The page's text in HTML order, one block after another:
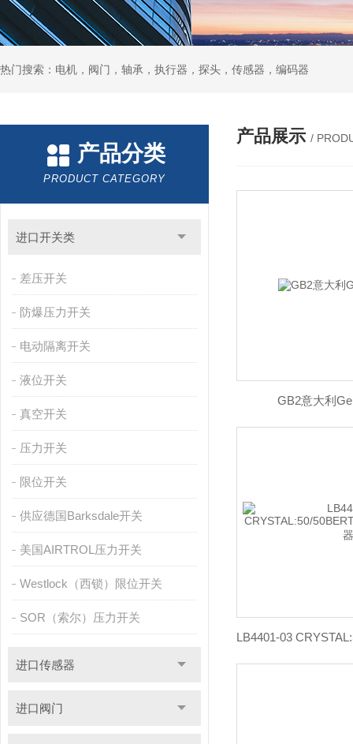
热门搜索：电机，阀门，轴承，执行器，探头，传感器，编码器
产品分类
PRODUCT CATEGORY
进口开关类
差压开关
防爆压力开关
电动隔离开关
液位开关
真空开关
压力开关
限位开关
供应德国Barksdale开关
美国AIRTROL压力开关
Westlock（西锁）限位开关
SOR（索尔）压力开关
进口传感器
进口阀门
产品展示 /
GB2意大利